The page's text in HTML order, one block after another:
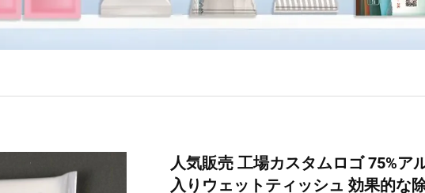
人気販売 工場カスタムロゴ 75%ア
入りウェットティッシュ 効果的な除